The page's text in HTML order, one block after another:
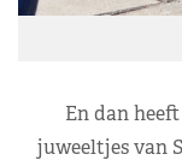
En dan
juweeltjes van